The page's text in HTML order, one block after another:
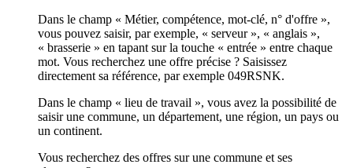
Dans le champ « Métier, compétence, mot-clé, n° d'offre »,
vous pouvez saisir, par exemple, « serveur », « anglais »,
« brasserie » en tapant sur la touche « entrée » entre chaque
mot. Vous recherchez une offre précise ? Saisissez
directement sa référence, par exemple 049RSNK.
Dans le champ « lieu de travail », vous avez la possibilité de
saisir une commune, un département, une région, un pays ou
un continent.
Vous recherchez des offres sur une commune et ses